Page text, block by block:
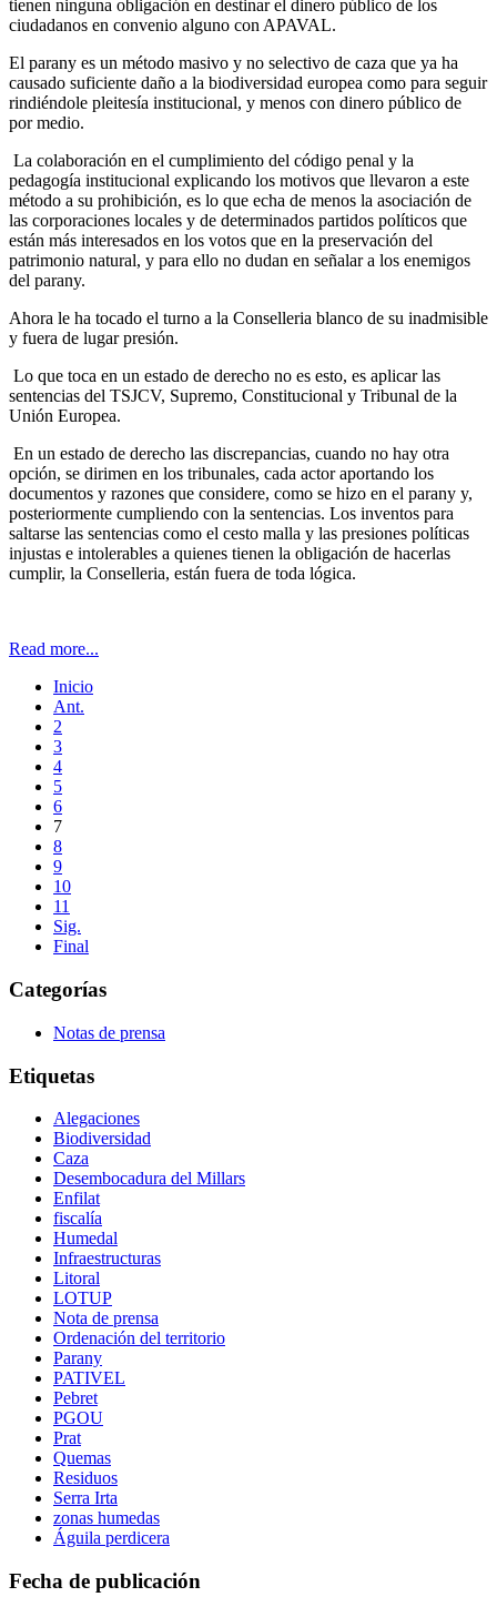
tienen ninguna obligación en destinar el dinero público de los
ciudadanos en convenio alguno con APAVAL.
El parany es un método masivo y no selectivo de caza que ya ha
causado suficiente daño a la biodiversidad europea como para seguir
rindiéndole pleitesía institucional, y menos con dinero público de
por medio.
La colaboración en el cumplimiento del código penal y la
pedagogía institucional explicando los motivos que llevaron a este
método a su prohibición, es lo que echa de menos la asociación de
las corporaciones locales y de determinados partidos políticos que
están más interesados en los votos que en la preservación del
patrimonio natural, y para ello no dudan en señalar a los enemigos
del parany.
Ahora le ha tocado el turno a la Conselleria blanco de su inadmisible
y fuera de lugar presión.
Lo que toca en un estado de derecho no es esto, es aplicar las
sentencias del TSJCV, Supremo, Constitucional y Tribunal de la
Unión Europea.
En un estado de derecho las discrepancias, cuando no hay otra
opción, se dirimen en los tribunales, cada actor aportando los
documentos y razones que considere, como se hizo en el parany y,
posteriormente cumpliendo con la sentencias. Los inventos para
saltarse las sentencias como el cesto malla y las presiones políticas
injustas e intolerables a quienes tienen la obligación de hacerlas
cumplir, la Conselleria, están fuera de toda lógica.
Read more...
Inicio
Ant.
2
3
4
5
6
7
8
9
10
11
Sig.
Final
Categorías
Notas de prensa
Etiquetas
Alegaciones
Biodiversidad
Caza
Desembocadura del Millars
Enfilat
fiscalía
Humedal
Infraestructuras
Litoral
LOTUP
Nota de prensa
Ordenación del territorio
Parany
PATIVEL
Pebret
PGOU
Prat
Quemas
Residuos
Serra Irta
zonas humedas
Águila perdicera
Fecha de publicación